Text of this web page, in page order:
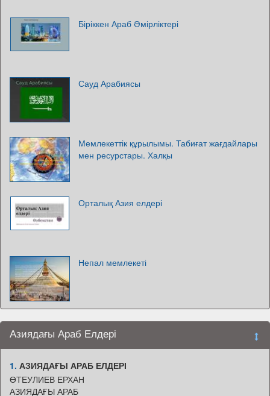
Біріккен Араб Әмірліктері
Сауд Арабиясы
Мемлекеттік құрылымы. Табиғат жағдайлары
мен ресурстары. Халқы
Орталық Азия елдері
Непал мемлекеті
Азиядағы Араб Елдері
1. АЗИЯДАҒЫ АРАБ ЕЛДЕРІ
ӨТЕУЛИЕВ ЕРХАН
АЗИЯДАҒЫ АРАБ